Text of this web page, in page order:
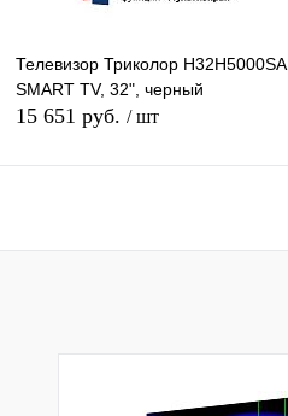
Телевизор Триколор H32H5000SA,
SMART TV, 32", черный
15 651 руб. / шт